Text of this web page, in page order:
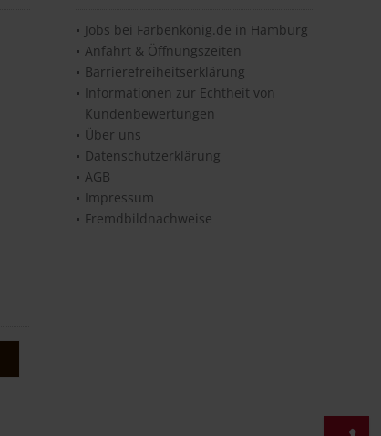
Jobs bei Farbenkönig.de in Hamburg
Anfahrt & Öffnungszeiten
Barrierefreiheitserklärung
Informationen zur Echtheit von
Kundenbewertungen
Über uns
Datenschutzerklärung
AGB
Impressum
Fremdbildnachweise